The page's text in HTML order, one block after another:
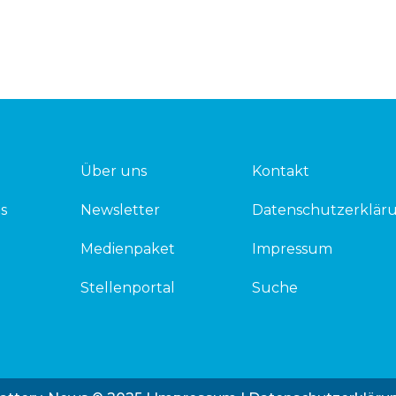
Über uns
Newsletter
Medienpaket
Stellenportal
Kontakt
Impressum
Suche